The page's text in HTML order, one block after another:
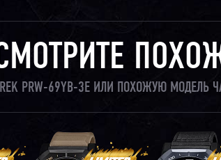
PRW-69YB-3E ИЛИ ПОХОЖУЮ